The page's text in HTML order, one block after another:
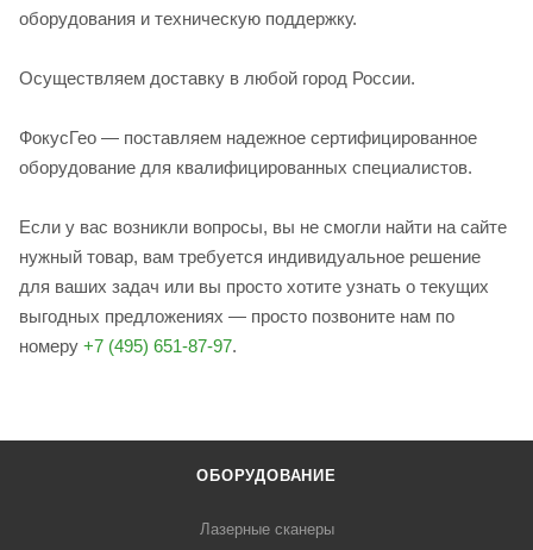
оборудования и техническую поддержку.
Осуществляем доставку в любой город России.
ФокусГео — поставляем надежное сертифицированное
оборудование для квалифицированных специалистов.
Если у вас возникли вопросы, вы не смогли найти на сайте
нужный товар, вам требуется индивидуальное решение
для ваших задач или вы просто хотите узнать о текущих
выгодных предложениях — просто позвоните нам по
номеру +7 (495) 651-87-97.
ОБОРУДОВАНИЕ
Лазерные сканеры